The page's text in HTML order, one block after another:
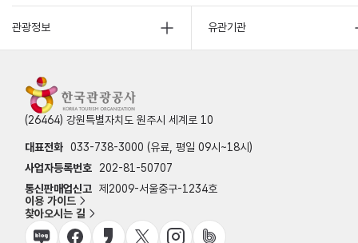
관광정보 유관기관
(26464) 강원특별자치도 원주시 세계로 10
대표전화 033-738-3000 (유료, 평일 09시~18시)
사업자등록번호
202-81-50707
통신판매업신고 제2009-서울중구-1234호
이용 가이드
찾아오시는 길